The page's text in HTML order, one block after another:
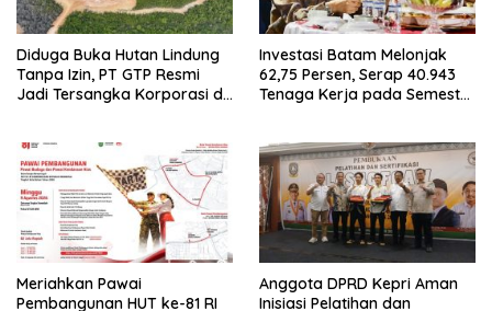
Diduga Buka Hutan Lindung
Tanpa Izin, PT GTP Resmi
Jadi Tersangka Korporasi di
Investasi Batam Melonjak
62,75 Persen, Serap 40.943
Tenaga Kerja pada Semester
Meriahkan Pawai
Pembangunan HUT ke-81 RI
Anggota DPRD Kepri Aman
Inisiasi Pelatihan dan